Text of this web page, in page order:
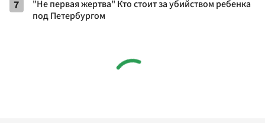
7
"Не первая жертва" Кто стоит за убийством ребенка
под Петербургом